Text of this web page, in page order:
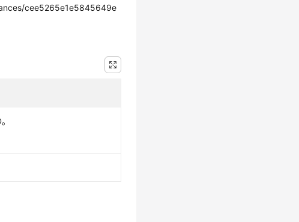
cee5265e1e5845649e